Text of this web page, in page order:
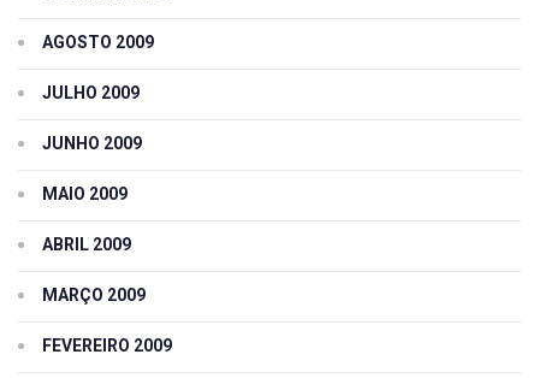
AGOSTO 2009
JULHO 2009
JUNHO 2009
MAIO 2009
ABRIL 2009
MARÇO 2009
FEVEREIRO 2009